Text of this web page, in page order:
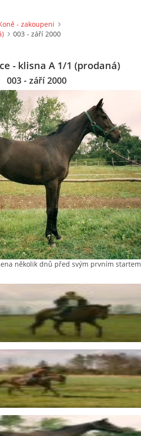
- zakoupeni
003 - září 2000
- klisna A 1/1 (prodaná)
003 - září 2000
několik dnů před svým prvním startem